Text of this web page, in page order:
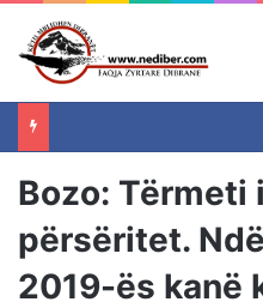
Bozo: Tërmeti
përsëritet.
2019-ës kanë